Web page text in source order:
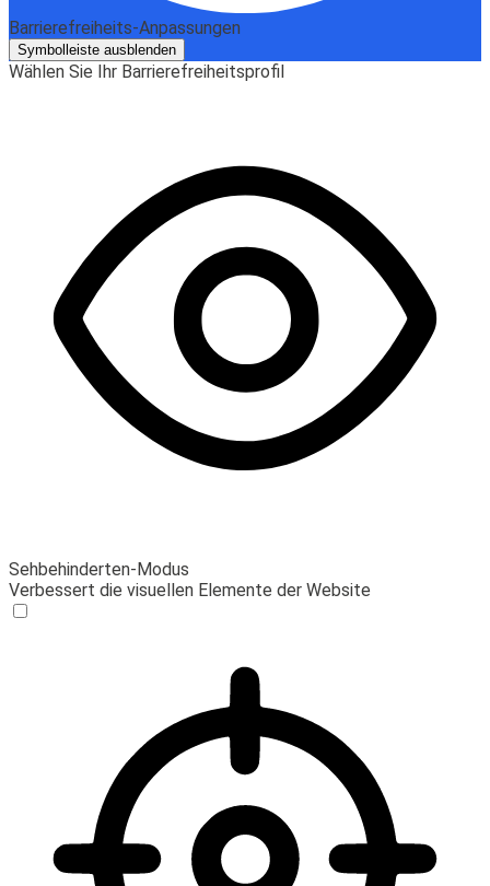
Barrierefreiheits-Anpassungen
Symbolleiste ausblenden
Wählen Sie Ihr Barrierefreiheitsprofil
Sehbehinderten-Modus
Verbessert die visuellen Elemente der Website